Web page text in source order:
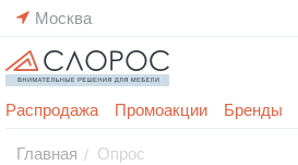
Москва
Распродажа Промоакции Бренды
Главная / Опрос